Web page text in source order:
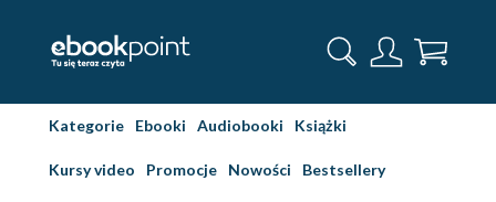
Kategorie Ebooki Audiobooki Książki
Kursy video Promocje Nowości Bestsellery